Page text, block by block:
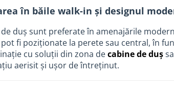
în băile walk-in și designul
de duș sunt preferate în amenajările
pot fi poziționate la perete sau central, în
cu soluții din zona decabine de duș
aerisit și ușor de întreținut.